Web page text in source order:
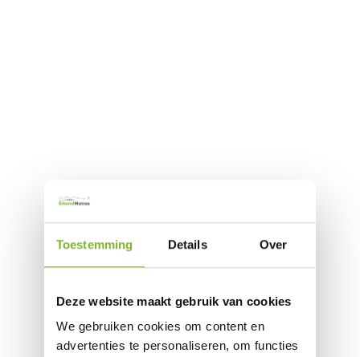
Toestemming Details Over
Deze website maakt gebruik van cookies
We gebruiken cookies om content en
advertenties te personaliseren, om functies